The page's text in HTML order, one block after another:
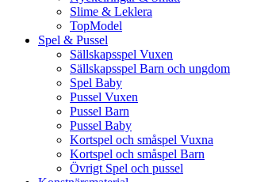
Slime & Leklera
TopModel
Spel & Pussel
Sällskapsspel Vuxen
Sällskapsspel Barn och ungdom
Spel Baby
Pussel Vuxen
Pussel Barn
Pussel Baby
Kortspel och småspel Vuxna
Kortspel och småspel Barn
Övrigt Spel och pussel